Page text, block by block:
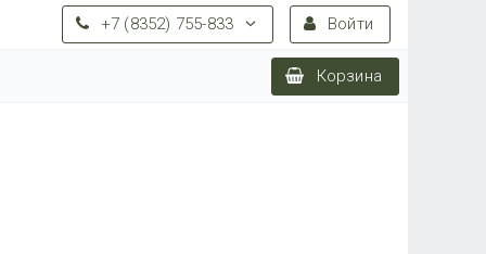
Войти
+7 (8352) 755-833
Корзина